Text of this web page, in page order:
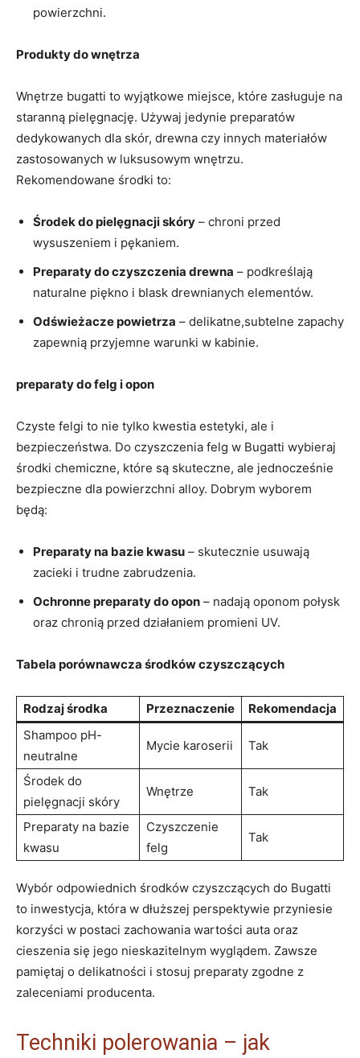
powierzchni.
Produkty do wnętrza
Wnętrze bugatti to wyjątkowe miejsce, które zasługuje na
staranną pielęgnację. Używaj jedynie preparatów
dedykowanych dla skór, drewna czy innych materiałów
zastosowanych w luksusowym wnętrzu.
Rekomendowane środki to:
Środek do pielęgnacji skóry – chroni przed
wysuszeniem i pękaniem.
Preparaty do czyszczenia drewna – podkreślają
naturalne piękno i blask drewnianych elementów.
Odświeżacze powietrza – delikatne,subtelne zapachy
zapewnią przyjemne warunki w kabinie.
preparaty do felg i opon
Czyste felgi to nie tylko kwestia estetyki, ale i
bezpieczeństwa. Do czyszczenia felg w Bugatti wybieraj
środki chemiczne, które są skuteczne, ale jednocześnie
bezpieczne dla powierzchni alloy. Dobrym wyborem
będą:
Preparaty na bazie kwasu – skutecznie usuwają
zacieki i trudne zabrudzenia.
Ochronne preparaty do opon – nadają oponom połysk
oraz chronią przed działaniem promieni UV.
Tabela porównawcza środków czyszczących
Rodzaj środka Przeznaczenie
Rekomendacja
Shampoo pH-
neutralne
Mycie karoserii Tak
Środek do
pielęgnacji skóry
Wnętrze Tak
Preparaty na bazie
kwasu
Czyszczenie
felg
Tak
Wybór odpowiednich środków czyszczących do Bugatti
to inwestycja, która w dłuższej perspektywie przyniesie
korzyści w postaci zachowania wartości auta oraz
cieszenia się jego nieskazitelnym wyglądem. Zawsze
pamiętaj o delikatności i stosuj preparaty zgodne z
zaleceniami producenta.
Techniki polerowania – jak